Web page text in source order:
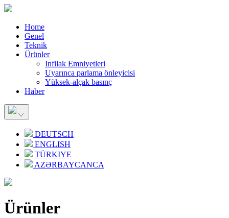
Home
Genel
Teknik
Ürünler
Infilak Emniyetleri
Uyarınca parlama önleyicisi
Yüksek-alçak basınç
Haber
DEUTSCH
ENGLISH
TÜRKIYE
AZƏRBAYCANCA
Ürünler